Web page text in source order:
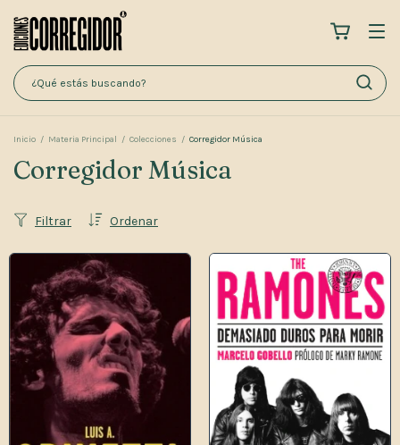
Inicio / Materia Principal / Colecciones / Corregidor Música
Corregidor Música
Ordenar
Filtrar